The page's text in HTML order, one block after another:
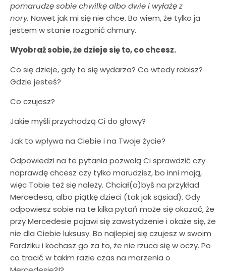
pomarudzę sobie chwilkę albo dwie i wyłażę z
nory. Nawet jak mi się nie chce. Bo wiem, że tylko ja
jestem w stanie rozgonić chmury.
Wyobraź sobie, że dzieje się to, co chcesz.
Co się dzieje, gdy to się wydarza? Co wtedy robisz?
Gdzie jesteś?
Co czujesz?
Jakie myśli przychodzą Ci do głowy?
Jak to wpływa na Ciebie i na Twoje życie?
Odpowiedzi na te pytania pozwolą Ci sprawdzić czy
naprawdę chcesz czy tylko marudzisz, bo inni mają,
więc Tobie też się należy. Chciał(a)byś na przykład
Mercedesa, albo piątkę dzieci (tak jak sąsiad). Gdy
odpowiesz sobie na te kilka pytań może się okazać, że
przy Mercedesie pojawi się zawstydzenie i okaże się, że
nie dla Ciebie luksusy. Bo najlepiej się czujesz w swoim
Fordziku i kochasz go za to, że nie rzuca się w oczy. Po
co tracić w takim razie czas na marzenia o